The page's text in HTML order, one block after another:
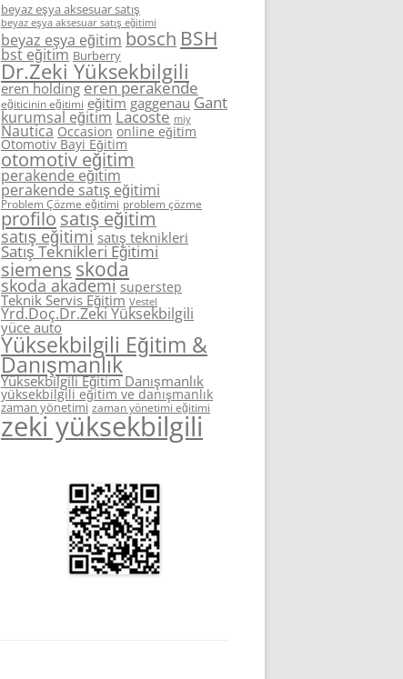
beyaz eşya aksesuar satış
beyaz eşya aksesuar satış eğitimi
beyaz eşya eğitim bosch BSH
bst eğitim Burberry
Dr.Zeki Yüksekbilgili
eren holding eren perakende
eğiticinin eğitimi eğitim gaggenau Gant
kurumsal eğitim Lacoste miy
Nautica Occasion online eğitim
Otomotiv Bayi Eğitim
otomotiv eğitim
perakende eğitim
perakende satış eğitimi
Problem Çözme eğitimi problem çözme
profilo satış eğitim
satış eğitimi satış teknikleri
Satış Teknikleri Eğitimi
siemens skoda
skoda akademi superstep
Teknik Servis Eğitim Vestel
Yrd.Doç.Dr.Zeki Yüksekbilgili
yüce auto
Yüksekbilgili Eğitim &
Danışmanlık
Yüksekbilgili Eğitim Danışmanlık
yüksekbilgili eğitim ve danışmanlık
zaman yönetimi zaman yönetimi eğitimi
zeki yüksekbilgili